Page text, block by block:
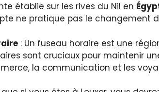
établie sur les rives du Nil en
ne pratique pas le changement
: Un fuseau horaire est une
sont cruciaux pour maintenir
la communication et les